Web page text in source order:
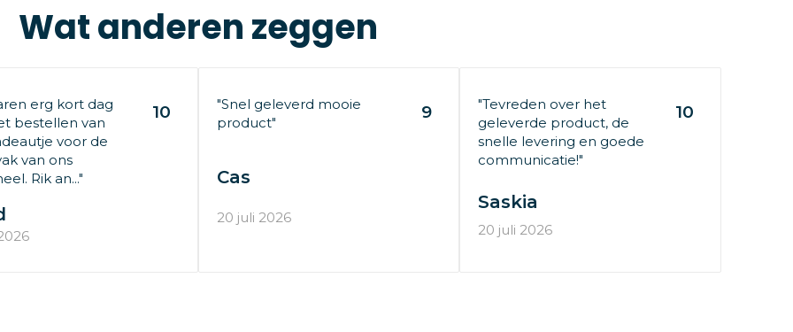
Wat anderen zeggen
erg kort dag
bestellen van
voor de
van ons
Rik an..."
10
"Snel geleverd mooie
product"
9
Cas
20 juli 2026
"Tevreden over het
geleverde product, de
snelle levering en goede
communicatie!"
10
Saskia
20 juli 2026